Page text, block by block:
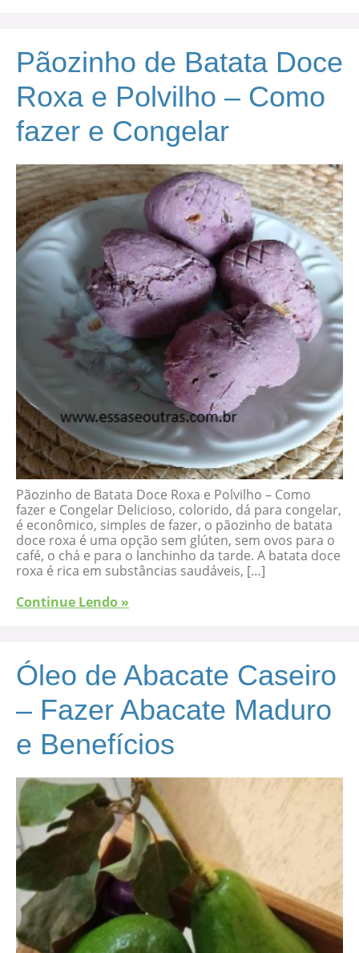
Pãozinho de Batata Doce
Roxa e Polvilho – Como
fazer e Congelar
Pãozinho de Batata Doce Roxa e Polvilho – Como
fazer e Congelar Delicioso, colorido, dá para congelar,
é econômico, simples de fazer, o pãozinho de batata
doce roxa é uma opção sem glúten, sem ovos para o
café, o chá e para o lanchinho da tarde. A batata doce
roxa é rica em substâncias saudáveis, […]
Continue Lendo »
Óleo de Abacate Caseiro
– Fazer Abacate Maduro
e Benefícios